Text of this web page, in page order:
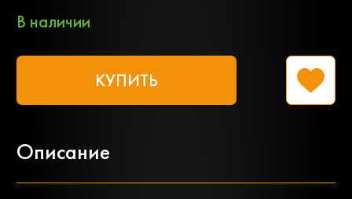
В наличии
КУПИТЬ
Описание